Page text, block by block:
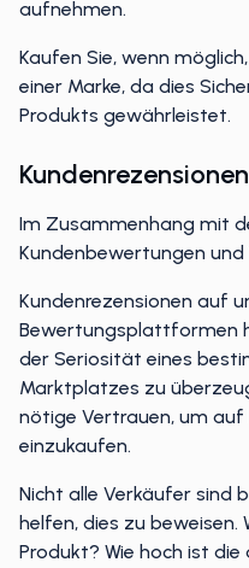
aufnehmen.
Kaufen Sie, wenn
einer Marke, da dies
Produkts gewährleistet.
Im Zusammenhang mit
Kundenbewertungen
Kundenrezensionen auf
Bewertungsplattformen
der Seriosität eines
Marktplatzes zu
nötige Vertrauen, um
einzukaufen.
Nicht alle Verkäufer sind
helfen, dies zu beweisen.
Produkt? Wie hoch ist